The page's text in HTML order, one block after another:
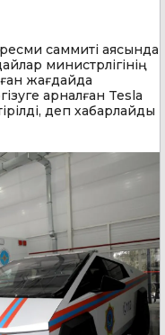
саммиті аясында
министрлігінің
жағдайда
арналған Tesla
деп хабарлайды